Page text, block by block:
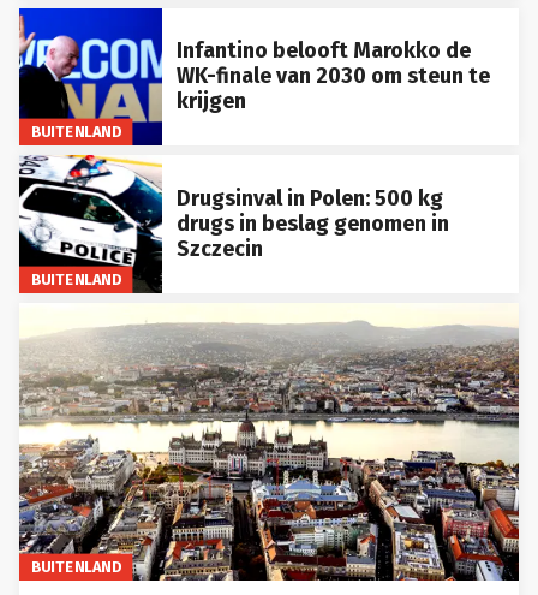
BUITENLAND
Infantino belooft Marokko de
WK-finale van 2030 om steun te
krijgen
BUITENLAND
Drugsinval in Polen: 500 kg
drugs in beslag genomen in
Szczecin
BUITENLAND